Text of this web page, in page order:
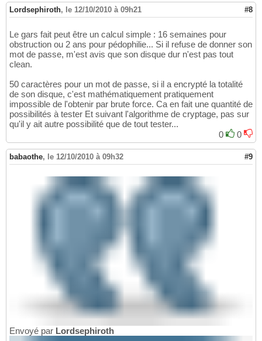
Lordsephiroth, le 12/10/2010 à 09h21 #8
Le gars fait peut être un calcul simple : 16 semaines pour
obstruction ou 2 ans pour pédophilie... Si il refuse de donner son
mot de passe, m'est avis que son disque dur n'est pas tout
clean.
50 caractères pour un mot de passe, si il a encrypté la totalité
de son disque, c'est mathématiquement pratiquement
impossible de l'obtenir par brute force. Ca en fait une quantité de
possibilités à tester Et suivant l'algorithme de cryptage, pas sur
qu'il y ait autre possibilité que de tout tester...
0
0
babaothe, le 12/10/2010 à 09h32 #9
Envoyé par Lordsephiroth